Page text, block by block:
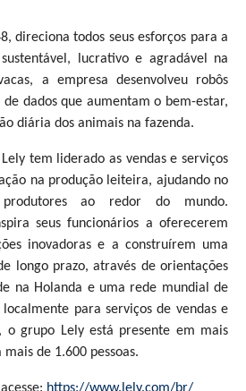
direciona todos seus esforços para a
lucrativo e agradável na
a empresa desenvolveu robôs
de dados que aumentam o bem-estar,
diária dos animais na fazenda.
tem liderado as vendas e serviços
na produção leiteira, ajudando no
ao redor do mundo.
seus funcionários a oferecerem
inovadoras e a construírem uma
longo prazo, através de orientações
na Holanda e uma rede mundial de
localmente para serviços de vendas e
o grupo Lely está presente em mais
de 1.600 pessoas.